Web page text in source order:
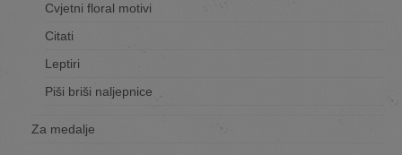
Cvjetni floral motivi
Citati
Leptiri
Piši briši naljepnice
Za medalje